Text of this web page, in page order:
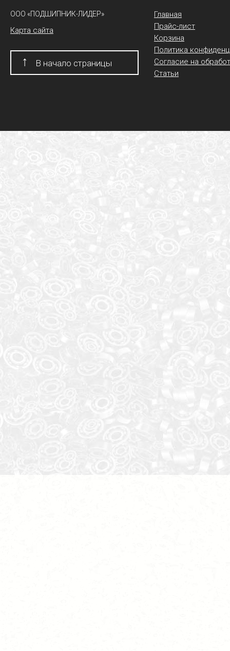
ООО «ПОДШИПНИК-ЛИДЕР»
Карта сайта
↑ В начало страницы
Главная
Прайс-лист
Корзина
Политика
Согласие на
Статьи